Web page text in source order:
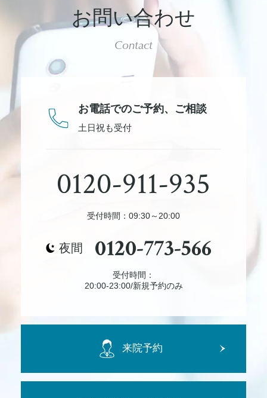
お問い合わせ
Contact
お電話でのご予約、 ご相談
土日祝も受付
0120-911-935
受付時間：09:30～20:00
夜間 0120-773-566
受付時間：
20:00-23:00/新規予約のみ
来院予約